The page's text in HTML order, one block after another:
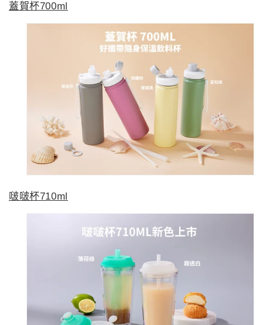
蓋賀杯700ml
啵啵杯710ml